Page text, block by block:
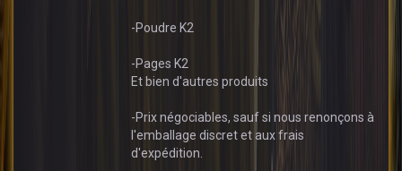
-Poudre K2
-Pages K2
Et bien d'autres produits
-Prix négociables, sauf si nous renonçons à
l'emballage discret et aux frais
d'expédition.